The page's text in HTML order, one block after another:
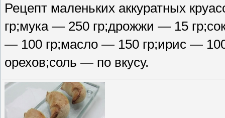
Рецепт маленьких аккуратных
гр;мука — 250 гр;дрожжи — 15
— 100 гр;масло — 150 гр;ирис —
орехов;соль — по вкусу.